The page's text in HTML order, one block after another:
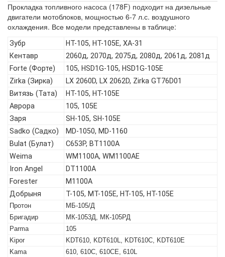
Прокладка топливного насоса (178F) подходит на дизельные
двигатели мотоблоков, мощностью 6-7 л.с. воздушного
охлаждения. Все модели представлены в таблице:
Зубр
HT-105, HT-105E, ХА-31
Кентавр
2060д, 2070д, 2075д, 2080д, 2061д, 2081д
Forte (Форте)
105, HSD1G-105, HSD1G-105E
Zirka (Зирка)
LX 2060D, LX 2062D, Zirka GT76D01
Витязь (Тата)
HT-105, HT-105E
Аврора
105, 105Е
Заря
SH-105, SH-105E
Sadko (Садко)
MD-1050, MD-1160
Bulat (Булат)
C653P, BT1100A
Weima
WM1100A, WM1100AE
Iron Angel
DT1100A
Forester
M1100A
Добрыня
T-105, МТ-105Е, НТ-105, НТ-105Е
Протон
МБ-105/Д
Бригадир
МК-1053Д, МК-105РД
Parma
105
Kipor
KDT610, KDT610L, KDT610C, KDT610E
Kama
610, 610C, 610CE, 610L